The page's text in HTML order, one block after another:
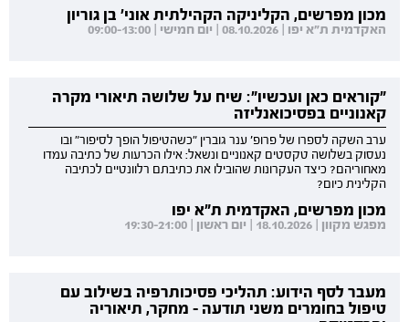
מכון מפרשים, הקליניקה הקהילתית אוני' בן גוריון
האקדמית ת"א יפו | 08.10.2026 | יום חמישי | 09:00-13:00
"קוראים כאן ועכשיו": שיח על שלושה תיאורי מקרה
קאנוניים בפסיכואנליזה
ערב השקה לספרו של פרופ' ענר גוברין "כשהטיפול הופך לסיפור" ובו
נעסוק בשלושה טקסטים קאנוניים ונשאל: אילו הכרעות של כתיבה עמדו
מאחוריהם? כיצד העקרונות שהובילו את כתיבתם רלוונטיים לכתיבה
הקלינית כיום?
מכון מפרשים, האקדמית ת"א יפו
מפגש מקוון | 18.10.2026 | יום ראשון | 19:30-21:00
מעבר לסף הידוע: תהליכי פסיכותרפיה בשילוב עם
טיפול בחומרים משני תודעה - מחקר, תיאוריה